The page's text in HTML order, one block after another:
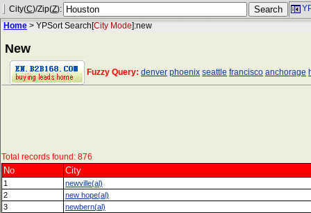
City(C)/Zip(Z):
Home > YPSort Search[City Mode]:new
New
Fuzzy Query: denver phoenix seattle francisco anchorage
Total records found: 876
No City
1
newville(al)
2
new hope(al)
3
newbern(al)